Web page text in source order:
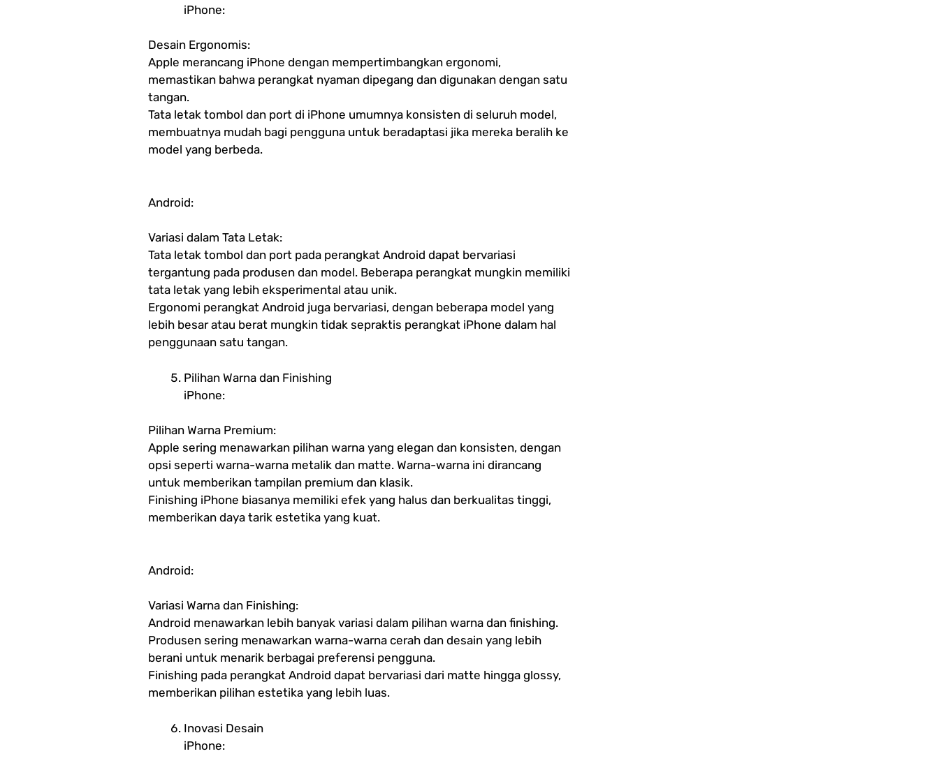
iPhone:
Desain Ergonomis:
Apple merancang iPhone dengan mempertimbangkan ergonomi,
memastikan bahwa perangkat nyaman dipegang dan digunakan dengan satu
tangan.
Tata letak tombol dan port di iPhone umumnya konsisten di seluruh model,
membuatnya mudah bagi pengguna untuk beradaptasi jika mereka beralih ke
model yang berbeda.
Android:
Variasi dalam Tata Letak:
Tata letak tombol dan port pada perangkat Android dapat bervariasi
tergantung pada produsen dan model. Beberapa perangkat mungkin memiliki
tata letak yang lebih eksperimental atau unik.
Ergonomi perangkat Android juga bervariasi, dengan beberapa model yang
lebih besar atau berat mungkin tidak sepraktis perangkat iPhone dalam hal
penggunaan satu tangan.
Pilihan Warna dan Finishing
iPhone:
Pilihan Warna Premium:
Apple sering menawarkan pilihan warna yang elegan dan konsisten, dengan
opsi seperti warna-warna metalik dan matte. Warna-warna ini dirancang
untuk memberikan tampilan premium dan klasik.
Finishing iPhone biasanya memiliki efek yang halus dan berkualitas tinggi,
memberikan daya tarik estetika yang kuat.
Android:
Variasi Warna dan Finishing:
Android menawarkan lebih banyak variasi dalam pilihan warna dan finishing.
Produsen sering menawarkan warna-warna cerah dan desain yang lebih
berani untuk menarik berbagai preferensi pengguna.
Finishing pada perangkat Android dapat bervariasi dari matte hingga glossy,
memberikan pilihan estetika yang lebih luas.
Inovasi Desain
iPhone: